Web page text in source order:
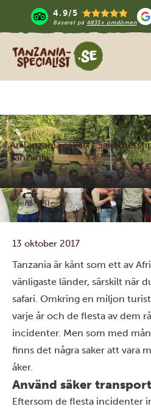
4.9/5
Baserat på 4833+ omdömen
Tanzania Specialist
Är Tanzania säkert?
Tanzania
Hem
Blogg
Är Tanzania säkert?
13 oktober 2017
Tanzania är känt som ett av
vänligaste länder, särskilt när
safari. Omkring en miljon
varje år och de flesta av dem
incidenter. Men som med
finns det några saker att vara
åker.
Använd säker transport
Eftersom de flesta incidenter